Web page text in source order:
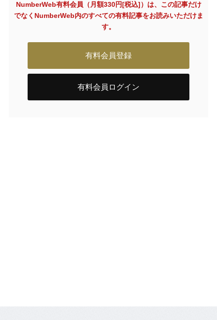
NumberWeb有料会員（月額330円[税込]）は、この記事だけ
でなく NumberWeb内のすべての有料記事をお読みいただけま
す。
有料会員登録
有料会員ログイン